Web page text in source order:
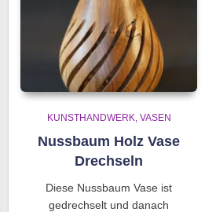
KUNSTHANDWERK VASEN
Nussbaum Holz Vase
Drechseln
Diese Nussbaum Vase ist
gedrechselt und danach